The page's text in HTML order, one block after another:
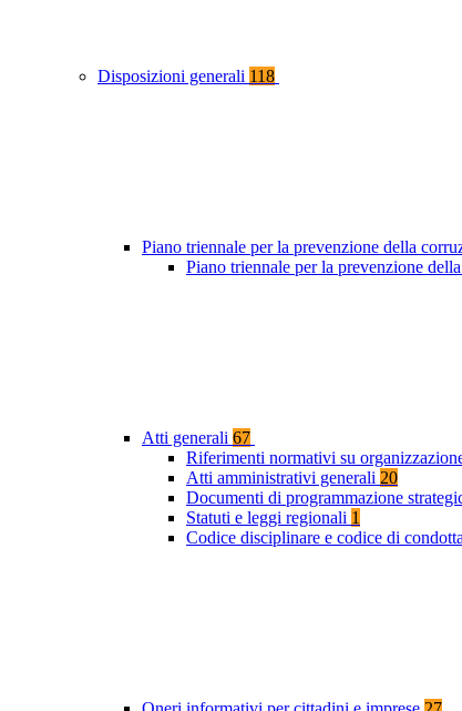
Disposizioni generali 118
Piano triennale per la prevenzione della
Piano triennale per la prevenzione
Atti generali 67
Riferimenti normativi su
Atti amministrativi generali 20
Documenti di programmazione
Statuti e leggi regionali 1
Codice disciplinare e codice di condotta